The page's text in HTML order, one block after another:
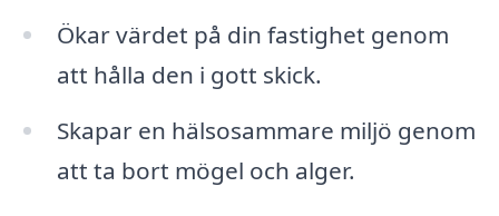
Ökar värdet på din fastighet genom
att hålla den i gott skick.
Skapar en hälsosammare miljö genom
att ta bort mögel och alger.